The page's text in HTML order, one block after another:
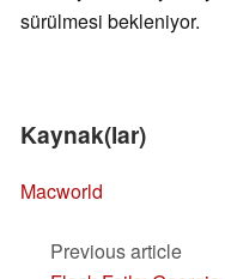
sürülmesi bekleniyor.
Kaynak(lar)
Macworld
Previous article